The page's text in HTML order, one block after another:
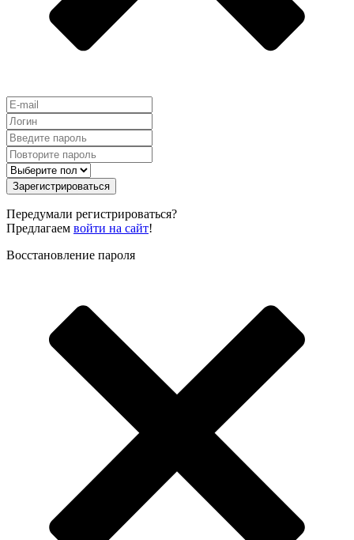
Зарегистрироваться
Передумали регистрироваться?
Предлагаем войти на сайт!
Восстановление пароля